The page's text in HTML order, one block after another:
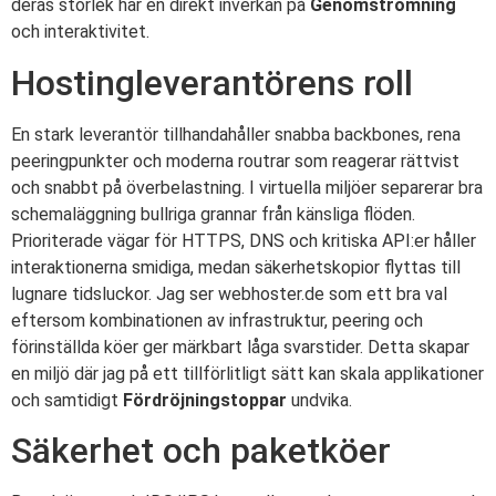
deras storlek har en direkt inverkan på Genomströmning
och interaktivitet.
Hostingleverantörens roll
En stark leverantör tillhandahåller snabba backbones, rena
peeringpunkter och moderna routrar som reagerar rättvist
och snabbt på överbelastning. I virtuella miljöer separerar bra
schemaläggning bullriga grannar från känsliga flöden.
Prioriterade vägar för HTTPS, DNS och kritiska API:er håller
interaktionerna smidiga, medan säkerhetskopior flyttas till
lugnare tidsluckor. Jag ser webhoster.de som ett bra val
eftersom kombinationen av infrastruktur, peering och
förinställda köer ger märkbart låga svarstider. Detta skapar
en miljö där jag på ett tillförlitligt sätt kan skala applikationer
och samtidigt Fördröjningstoppar undvika.
Säkerhet och paketköer